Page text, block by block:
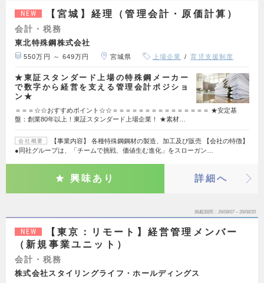
NEW 【宮城】経理（管理会計・原価計算）
会計・税務
東北特殊鋼株式会社
550万円 ～ 649万円 宮城県 上場企業 育児支援制度
★東証スタンダード上場の特殊鋼メーカー
で数字から経営を支える管理会計ポジショ
ン★
＝＝＝☆☆おすすめポイント☆☆＝＝＝＝＝＝＝＝＝＝＝＝＝＝＝ ★安定基
盤：創業80年以上！東証スタンダード上場企業！ ★素材…
会社概要
【事業内容】 各種特殊鋼鋼材の製造、加工及び販売 【会社の特徴】
●同社グループは、「チームで挑戦、価値生む進化」をスローガン…
興味あり 詳細へ
掲載期間 26/08/07～26/08/20
NEW
【東京：リモート】経営管理メンバー
（新規事業ユニット）
会計・税務
株式会社スタイリングライフ・ホールディングス